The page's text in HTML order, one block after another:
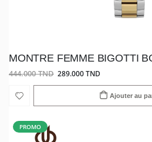
MONTRE FEMME BIGOTTI
444.000 TND 289.000 TND
Ajouter au
PROMO